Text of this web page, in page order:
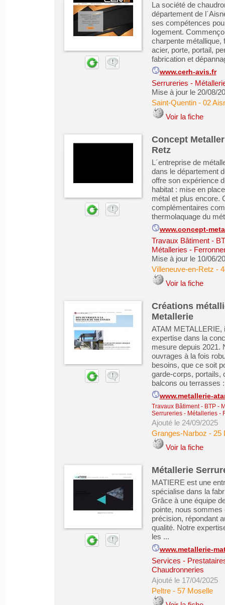
La société de
département de
ses compétences
logement.
charpente métallique,
acier, porte, portail,
fabrication et
www.cerh-avis.fr
Serrureries -
Mise à jour le 20/08/
Saint-Quentin- 02
Voir la fiche
Concept
Retz
L´entreprise de
dans le département
offre son expérience
habitat : mise en
métal et plus encore.
complémentaires
thermolaquage du
www.concept-
Travaux Bâtiment -
Métalleries -
Mise à jour le 10/06/
Villeneuve-en-Retz -
Voir la fiche
Créations
Metallerie
ATAM
expertise dans la
mesure depuis 2021.
ouvrages à la fois
besoins, que ce soit
garde-corps, portails,
balcons ou terrasses
www.metallerie-
Travaux Bâtiment - BTP -
Serrureries - Métalleries -
Ajouté le 24/09/2025
Granges-Narboz - 25
Voir la fiche
Métallerie
MATIERE est une
spécialise dans la
Grâce à une équipe
pointe, nous
précision, répondant
qualité. Notre
les ...
www.metallerie-
Services -
Chaudronneries
Ajouté le 17/04/2025
Peltre- 57 Moselle